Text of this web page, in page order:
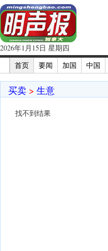
2026年1月15日 星期四
首页
要闻 加国 中国
买卖 > 生意
找不到结果